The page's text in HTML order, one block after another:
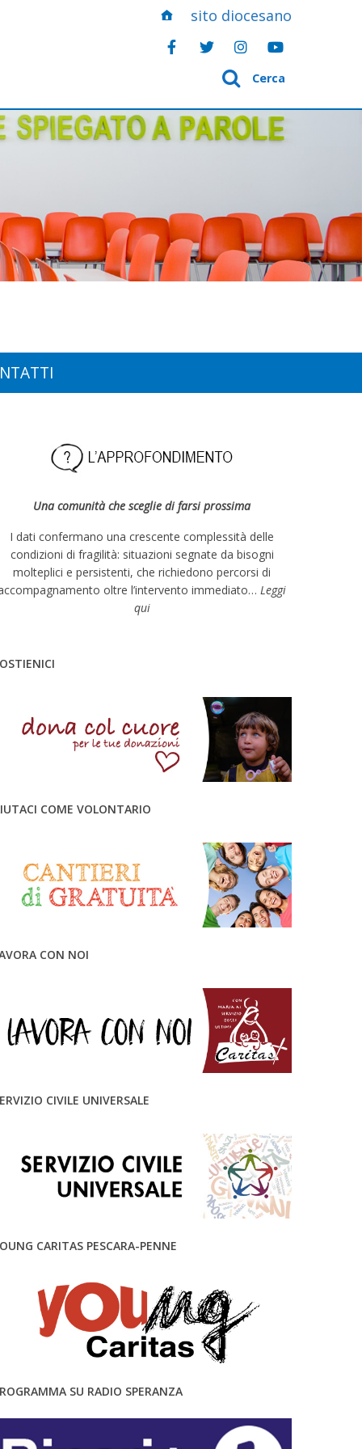
sito diocesano
Cerca
Una comunità che sceglie di farsi prossima
I dati confermano una crescente complessità delle
condizioni di fragilità: situazioni segnate da bisogni
molteplici e persistenti, che richiedono percorsi di
oltre l’intervento immediato…Leggi
qui
COME VOLONTARIO
CON NOI
CIVILE UNIVERSALE
CARITAS PESCARA-PENNE
SU RADIO SPERANZA